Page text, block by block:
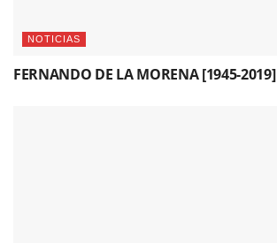
NOTICIAS
FERNANDO DE LA MORENA [1945-2019]